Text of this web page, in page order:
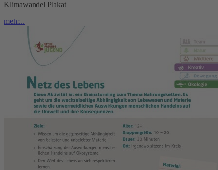
Klimawandel Plakat
mehr...